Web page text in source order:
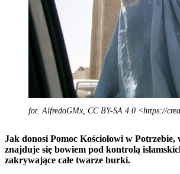
fot. AlfredoGMx, CC BY-SA 4.0 <https://
Jak donosi Pomoc Kościołowi w
znajduje się bowiem pod kontrolą
zakrywające całe twarze burki.